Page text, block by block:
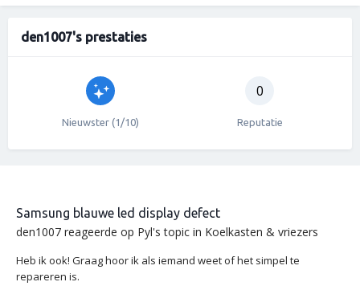
den1007's prestaties
Nieuwster (1/10)
0
Reputatie
Samsung blauwe led display defect
den1007 reageerde op Pyl's topic in Koelkasten & vriezers
Heb ik ook! Graag hoor ik als iemand weet of het simpel te
repareren is.